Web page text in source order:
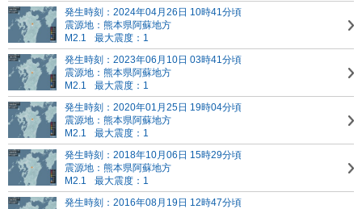
発生時刻：2024年04月26日 10時41分頃
震源地：熊本県阿蘇地方
M2.1
最大震度：1
発生時刻：2023年06月10日 03時41分頃
震源地：熊本県阿蘇地方
M2.1
最大震度：1
発生時刻：2020年01月25日 19時04分頃
震源地：熊本県阿蘇地方
M2.1
最大震度：1
発生時刻：2018年10月06日 15時29分頃
震源地：熊本県阿蘇地方
M2.1
最大震度：1
発生時刻：2016年08月19日 12時47分頃